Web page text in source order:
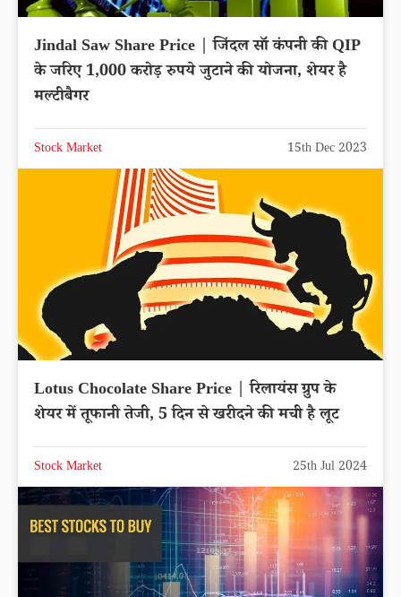
Jindal Saw Share Price | जिंदल सॉ कंपनी की QIP
के जरिए 1,000 करोड़ रुपये जुटाने की योजना, शेयर है
मल्टीबैगर
Stock Market 15th Dec 2023
Lotus Chocolate Share Price | रिलायंस ग्रुप के
शेयर में तूफानी तेजी, 5 दिन से खरीदने की मची है लूट
Stock Market 25th Jul 2024